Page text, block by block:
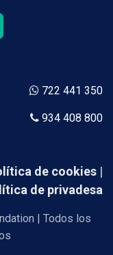
722 441 350
934 408 800
de cookies |
de privadesa
| Todos los